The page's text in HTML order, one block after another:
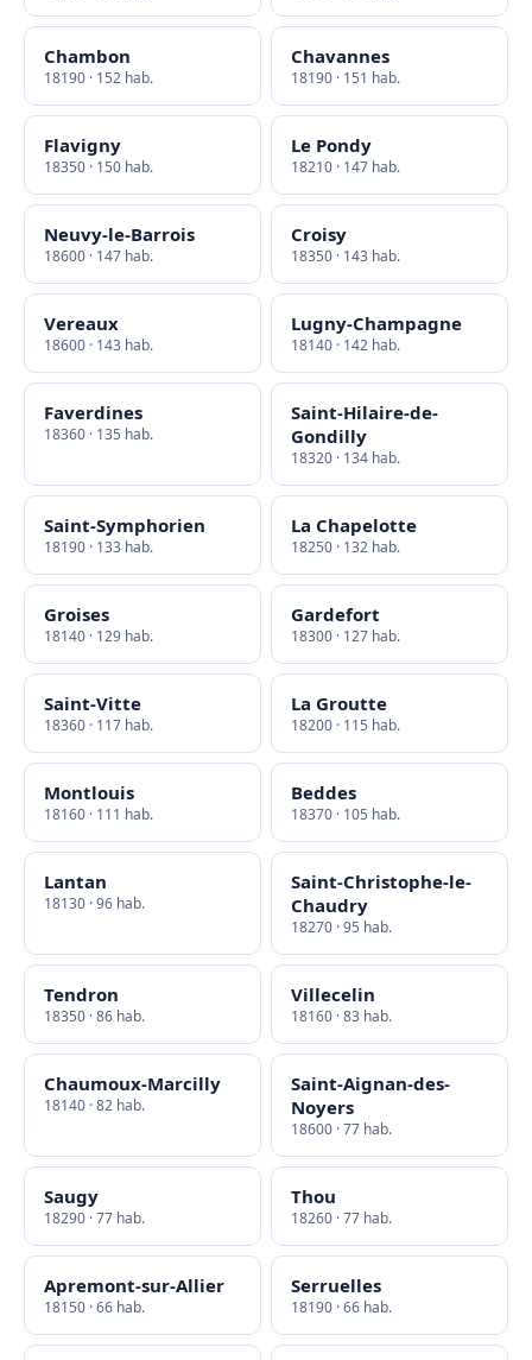
Chambon
18190 · 152 hab.
Chavannes
18190 · 151 hab.
Flavigny
18350 · 150 hab.
Le Pondy
18210 · 147 hab.
Neuvy-le-Barrois
18600 · 147 hab.
Croisy
18350 · 143 hab.
Vereaux
18600 · 143 hab.
Lugny-Champagne
18140 · 142 hab.
Faverdines
18360 · 135 hab.
Saint-Hilaire-de-
Gondilly
18320 · 134 hab.
Saint-Symphorien
18190 · 133 hab.
La Chapelotte
18250 · 132 hab.
Groises
18140 · 129 hab.
Gardefort
18300 · 127 hab.
Saint-Vitte
18360 · 117 hab.
La Groutte
18200 · 115 hab.
Montlouis
18160 · 111 hab.
Beddes
18370 · 105 hab.
Lantan
18130 · 96 hab.
Saint-Christophe-le-
Chaudry
18270 · 95 hab.
Tendron
18350 · 86 hab.
Villecelin
18160 · 83 hab.
Chaumoux-Marcilly
18140 · 82 hab.
Saint-Aignan-des-
Noyers
18600 · 77 hab.
Saugy
18290 · 77 hab.
Thou
18260 · 77 hab.
Apremont-sur-Allier
18150 · 66 hab.
Serruelles
18190 · 66 hab.